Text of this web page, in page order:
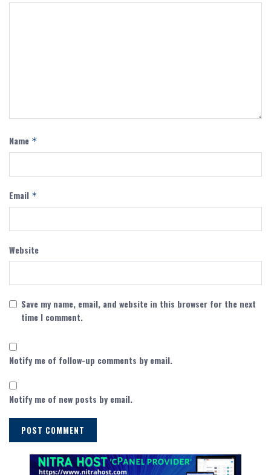
Name *
Email *
Website
Save my name, email, and website in this browser for the next
time I comment.
Notify me of follow-up comments by email.
Notify me of new posts by email.